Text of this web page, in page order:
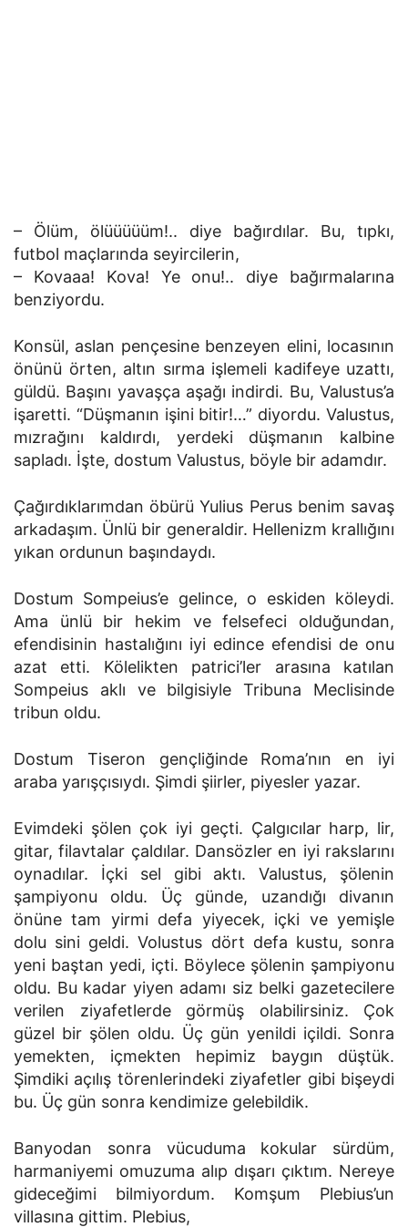
– Ölüm, ölüüüüüm!.. diye bağırdılar. Bu, tıpkı,
futbol maçlarında seyircilerin,
– Kovaaa! Kova! Ye onu!.. diye bağırmalarına
benziyordu.
Konsül, aslan pençesine benzeyen elini, locasının
önünü örten, altın sırma işlemeli kadifeye uzattı,
güldü. Başını yavaşça aşağı indirdi. Bu, Valustus’a
işaretti. “Düşmanın işini bitir!…” diyordu. Valustus,
mızrağını kaldırdı, yerdeki düşmanın kalbine
sapladı. İşte, dostum Valustus, böyle bir adamdır.
Çağırdıklarımdan öbürü Yulius Perus benim savaş
arkadaşım. Ünlü bir generaldir. Hellenizm krallığını
yıkan ordunun başındaydı.
Dostum Sompeius’e gelince, o eskiden köleydi.
Ama ünlü bir hekim ve felsefeci olduğundan,
efendisinin hastalığını iyi edince efendisi de onu
azat etti. Kölelikten patrici’ler arasına katılan
Sompeius aklı ve bilgisiyle Tribuna Meclisinde
tribun oldu.
Dostum Tiseron gençliğinde Roma’nın en iyi
araba yarışçısıydı. Şimdi şiirler, piyesler yazar.
Evimdeki şölen çok iyi geçti. Çalgıcılar harp, lir,
gitar, filavtalar çaldılar. Dansözler en iyi rakslarını
oynadılar. İçki sel gibi aktı. Valustus, şölenin
şampiyonu oldu. Üç günde, uzandığı divanın
önüne tam yirmi defa yiyecek, içki ve yemişle
dolu sini geldi. Volustus dört defa kustu, sonra
yeni baştan yedi, içti. Böylece şölenin şampiyonu
oldu. Bu kadar yiyen adamı siz belki gazetecilere
verilen ziyafetlerde görmüş olabilirsiniz. Çok
güzel bir şölen oldu. Üç gün yenildi içildi. Sonra
yemekten, içmekten hepimiz baygın düştük.
Şimdiki açılış törenlerindeki ziyafetler gibi bişeydi
bu. Üç gün sonra kendimize gelebildik.
Banyodan sonra vücuduma kokular sürdüm,
harmaniyemi omuzuma alıp dışarı çıktım. Nereye
gideceğimi bilmiyordum. Komşum Plebius’un
villasına gittim. Plebius,